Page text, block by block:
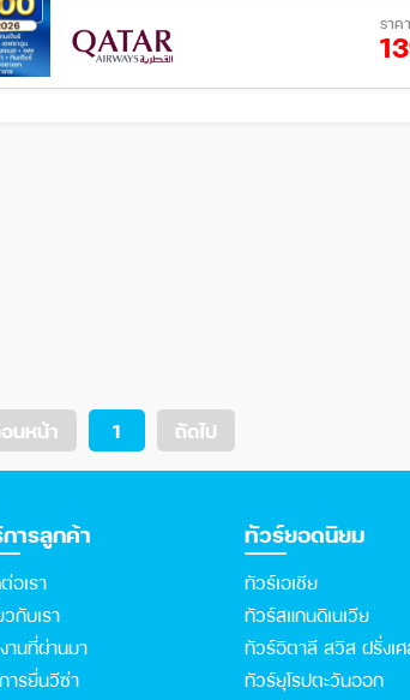
01 ต.ค.
ราค
นหน้า 1 ถัดไป
ารลูกค้า
อเรา
วกับเรา
านที่ผ่านมา
ารยื่นวีซ่า
ทัวร์ยอดนิยม
ทัวร์เอเชีย
ทัวร์สแกนดิเนเวีย
ทัวร์อิตาลี สวิส ฝรั่งเ
ทัวร์ยุโรปตะวันออก